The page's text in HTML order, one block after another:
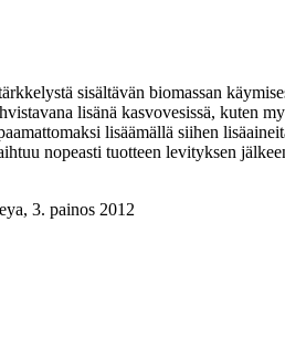
sisältävän biomassan
lisänä kasvovesissä, kuten
lisäämällä siihen
nopeasti tuotteen levityksen
3. painos 2012